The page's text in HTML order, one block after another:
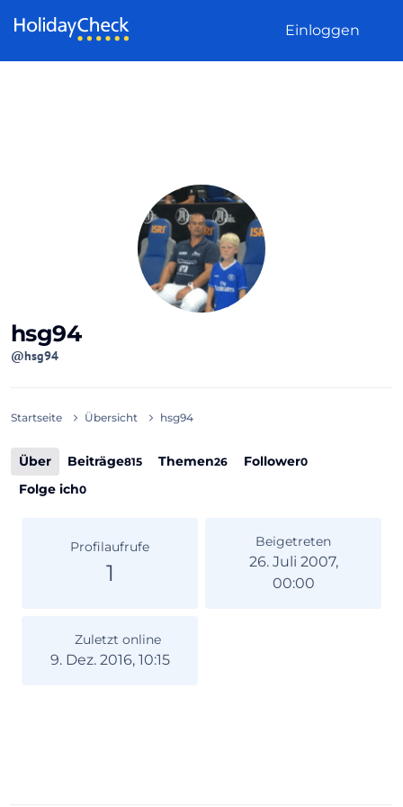
Einloggen
hsg94
@hsg94
Startseite Übersicht hsg94
Über Beiträge815 Themen26 Follower0
Folge ich0
Profilaufrufe
1
Beigetreten
26. Juli 2007,
00:00
Zuletzt online
9. Dez. 2016, 10:15